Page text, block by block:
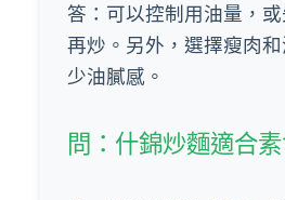
答：可以控制用油量，
再炒。另外，選擇瘦肉
少油膩感。
問：什錦炒麵適合